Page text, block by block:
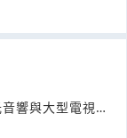
響與大型電視